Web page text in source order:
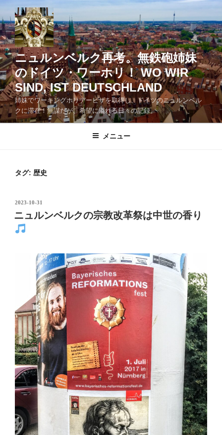
コ
ン
テ
ン
ツ
へ
ス
キ
ッ
プ
ニュルンベルク再考。無鉄砲姉妹
のドイツ・ワーホリ！ WO WIR
SIND, IST DEUTSCHLAND
姉妹でワーキングホリデービザを取得し、ドイツのニュルンベル
クに滞在！無謀だが、希望に溢れる日々の記録。
メニュー
タグ: 歴史
投
日:
2023-10-31
ニュルンベルクの宗教改革祭は中世の香り